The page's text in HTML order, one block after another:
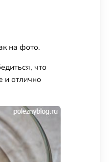
на фото.
что
и отлично